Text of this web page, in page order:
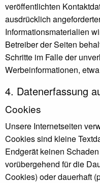
veröffentlichten
ausdrücklich
Informationsmaterialien
Betreiber der Seiten
Schritte im Falle der
Werbeinformationen,
4. Datenerfassung
Cookies
Unsere Internetseiten
Cookies sind kleine
Endgerät keinen
vorübergehend für die
Cookies) oder dauerhaft